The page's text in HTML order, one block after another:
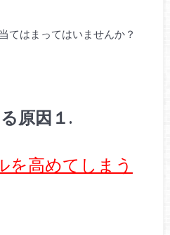
てはまってはいませんか？
原因１.
を高めてしまう